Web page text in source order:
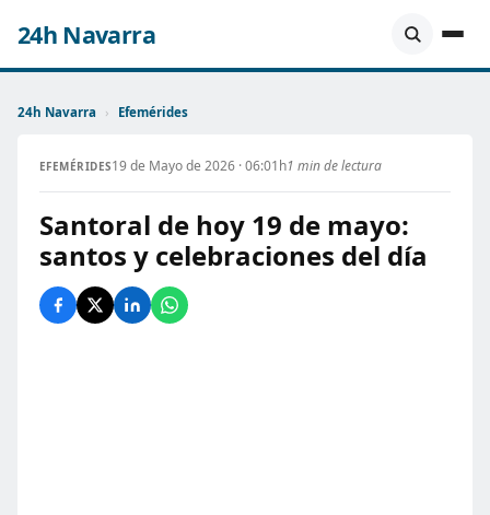
24h Navarra
24h Navarra › Efemérides
EFEMÉRIDES19 de Mayo de 2026 · 06:01h1 min de lectura
Santoral de hoy 19 de mayo:
santos y celebraciones del día